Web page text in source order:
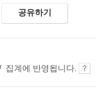
공유하기
집계에 반영됩니다.